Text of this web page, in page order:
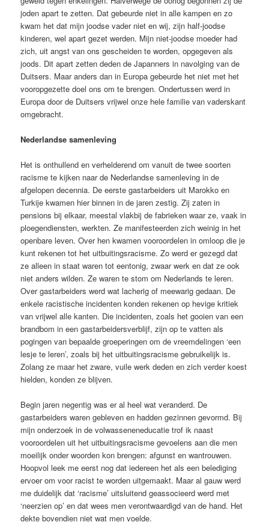
joden apart te zetten. Dat gebeurde niet in alle kampen en zo
kwam het dat mijn joodse vader niet en wij, zijn half-joodse
kinderen, wel apart gezet werden. Mijn niet-joodse moeder had
zich, uit angst van ons gescheiden te worden, opgegeven als
joods. Dit apart zetten deden de Japanners in navolging van de
Duitsers. Maar anders dan in Europa gebeurde het niet met het
vooropgezette doel ons om te brengen. Ondertussen werd in
Europa door de Duitsers vrijwel onze hele familie van vaderskant
omgebracht.
Nederlandse samenleving
Het is onthullend en verhelderend om vanuit de twee soorten
racisme te kijken naar de Nederlandse samenleving in de
afgelopen decennia. De eerste gastarbeiders uit Marokko en
Turkije kwamen hier binnen in de jaren zestig. Zij zaten in
pensions bij elkaar, meestal vlakbij de fabrieken waar ze, vaak in
ploegendiensten, werkten. Ze manifesteerden zich weinig in het
openbare leven. Over hen kwamen vooroordelen in omloop die je
kunt rekenen tot het uitbuitingsracisme. Zo werd er gezegd dat
ze alleen in staat waren tot eentonig, zwaar werk en dat ze ook
niet anders wilden. Ze waren te stom om Nederlands te leren.
Over gastarbeiders werd wat lacherig of meewarig gedaan. De
enkele racistische incidenten konden rekenen op hevige kritiek
van vrijwel alle kanten. Die incidenten, zoals het gooien van een
brandbom in een gastarbeidersverblijf, zijn op te vatten als
pogingen van bepaalde groeperingen om de vreemdelingen ‘een
lesje te leren’, zoals bij het uitbuitingsracisme gebruikelijk is.
Zolang ze maar het zware, vuile werk deden en zich verder koest
hielden, konden ze blijven.
Begin jaren negentig was er al heel wat veranderd. De
gastarbeiders waren gebleven en hadden gezinnen gevormd. Bij
mijn onderzoek in de volwasseneneducatie trof ik naast
vooroordelen uit het uitbuitingsracisme gevoelens aan die men
moeilijk onder woorden kon brengen: afgunst en wantrouwen.
Hoopvol leek me eerst nog dat iedereen het als een belediging
ervoer om voor racist te worden uitgemaakt. Maar al gauw werd
me duidelijk dat ‘racisme’ uitsluitend geassocieerd werd met
‘neerzien op’ en dat wees men verontwaardigd van de hand. Het
dekte bovendien niet wat men voelde.